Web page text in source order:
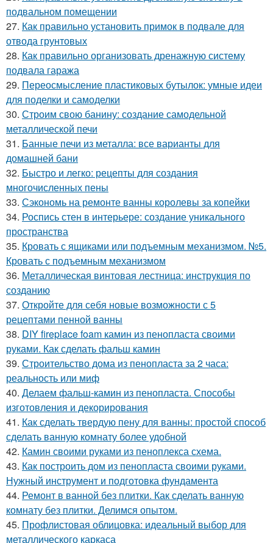
подвальном помещении
27. Как правильно установить примок в подвале для
отвода грунтовых
28. Как правильно организовать дренажную систему
подвала гаража
29. Переосмысление пластиковых бутылок: умные идеи
для поделки и самоделки
30. Строим свою банину: создание самодельной
металлической печи
31. Банные печи из металла: все варианты для
домашней бани
32. Быстро и легко: рецепты для создания
многочисленных пены
33. Сэкономь на ремонте ванны королевы за копейки
34. Роспись стен в интерьере: создание уникального
пространства
35. Кровать с ящиками или подъемным механизмом. №5.
Кровать с подъемным механизмом
36. Металлическая винтовая лестница: инструкция по
созданию
37. Откройте для себя новые возможности с 5
рецептами пенной ванны
38. DIY fireplace foam камин из пенопласта своими
руками. Как сделать фальш камин
39. Строительство дома из пенопласта за 2 часа:
реальность или миф
40. Делаем фальш-камин из пенопласта. Способы
изготовления и декорирования
41. Как сделать твердую пену для ванны: простой способ
сделать ванную комнату более удобной
42. Камин своими руками из пеноплекса схема.
43. Как построить дом из пенопласта своими руками.
Нужный инструмент и подготовка фундамента
44. Ремонт в ванной без плитки. Как сделать ванную
комнату без плитки. Делимся опытом.
45. Профлистовая облицовка: идеальный выбор для
металлического каркаса